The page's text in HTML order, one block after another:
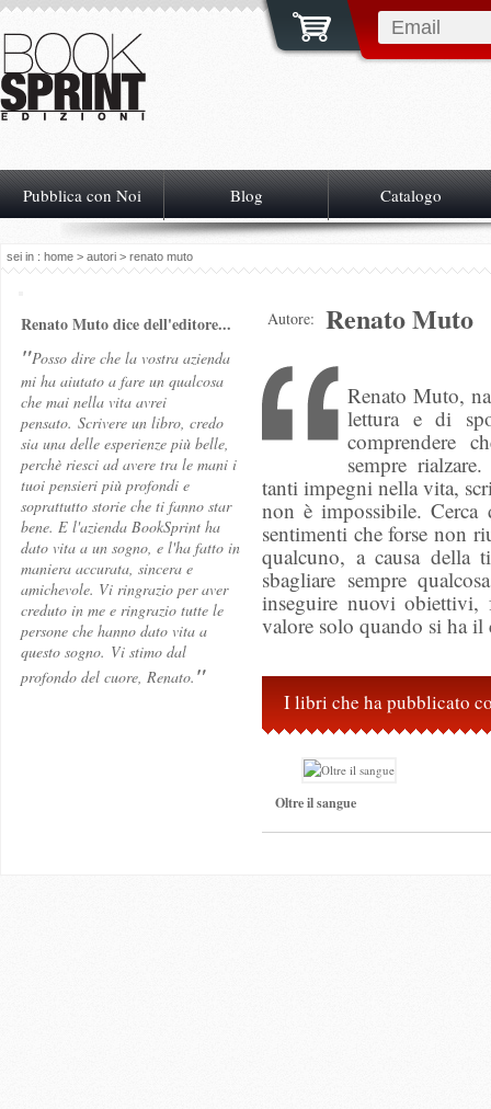
Pubblica con Noi Blog Catalogo
sei in : home > autori > renato muto
Renato Muto dice dell'editore...
"Posso dire che la vostra azienda
mi ha aiutato a fare un qualcosa
che mai nella vita avrei
pensato. Scrivere un libro, credo
sia una delle esperienze più belle,
perchè riesci ad avere tra le mani i
tuoi pensieri più profondi e
soprattutto storie che ti fanno star
bene. E l'azienda BookSprint ha
dato vita a un sogno, e l'ha fatto in
maniera accurata, sincera e
amichevole. Vi ringrazio per aver
creduto in me e ringrazio tutte le
persone che hanno dato vita a
questo sogno. Vi stimo dal
profondo del cuore, Renato. "
Autore: Renato Muto
Renato Muto,
lettura e di
comprendere
sempre
tanti impegni nella vita,
non è impossibile. Cerca
sentimenti che forse non
qualcuno, a causa della
sbagliare sempre
inseguire nuovi obiettivi,
valore solo quando si ha
I libri che ha pubblicato
Oltre il sangue